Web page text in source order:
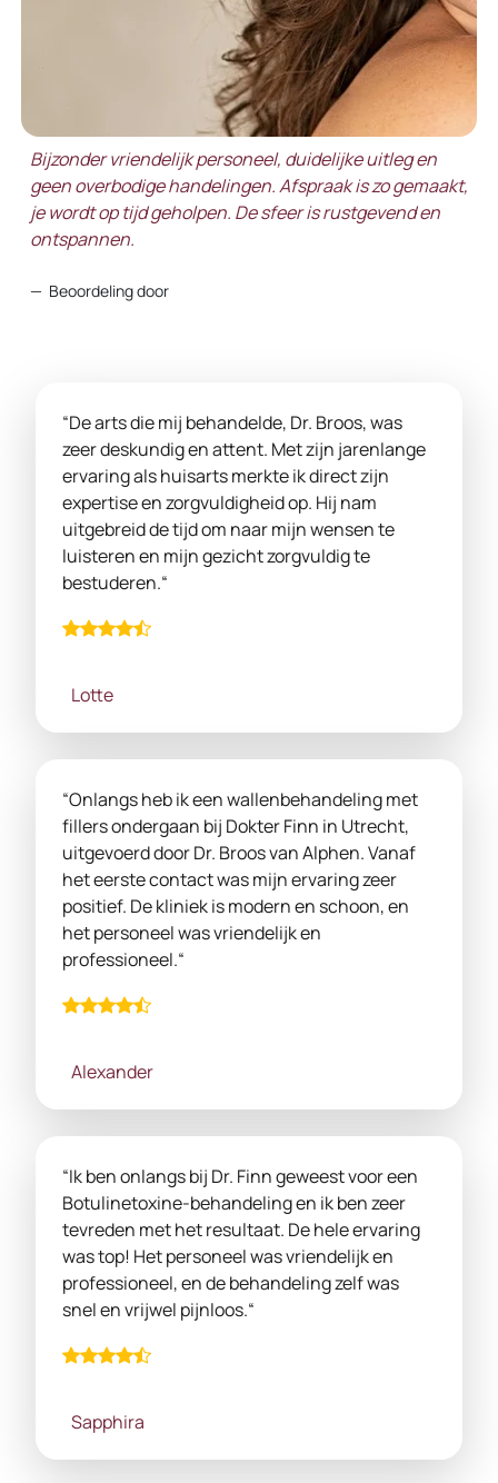
Bijzonder vriendelijk personeel, duidelijke uitleg en
geen overbodige handelingen. Afspraak is zo gemaakt,
je wordt op tijd geholpen. De sfeer is rustgevend en
ontspannen.
Beoordeling door
“De arts die mij behandelde, Dr. Broos, was
zeer deskundig en attent. Met zijn jarenlange
ervaring als huisarts merkte ik direct zijn
expertise en zorgvuldigheid op. Hij nam
uitgebreid de tijd om naar mijn wensen te
luisteren en mijn gezicht zorgvuldig te
bestuderen.“
Lotte
“Onlangs heb ik een wallenbehandeling met
fillers ondergaan bij Dokter Finn in Utrecht,
uitgevoerd door Dr. Broos van Alphen. Vanaf
het eerste contact was mijn ervaring zeer
positief. De kliniek is modern en schoon, en
het personeel was vriendelijk en
professioneel.“
Alexander
“Ik ben onlangs bij Dr. Finn geweest voor een
Botulinetoxine-behandeling en ik ben zeer
tevreden met het resultaat. De hele ervaring
was top! Het personeel was vriendelijk en
professioneel, en de behandeling zelf was
snel en vrijwel pijnloos.“
Sapphira